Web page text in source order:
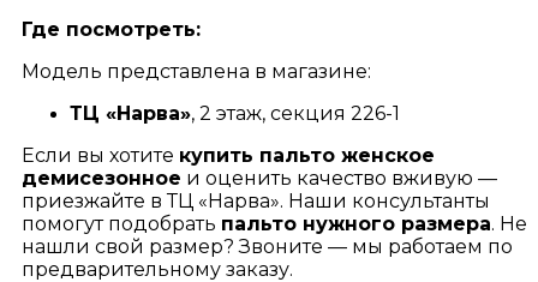
Где посмотреть:
Модель представлена в магазине:
ТЦ «Нарва», 2 этаж, секция 226-1
Если вы хотите купить пальто женское
демисезонное и оценить качество вживую —
приезжайте в ТЦ «Нарва». Наши консультанты
помогут подобрать пальто нужного размера. Не
нашли свой размер? Звоните — мы работаем по
предварительному заказу.